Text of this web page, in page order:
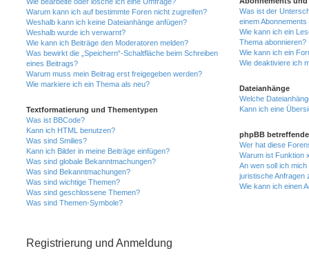
Warum kann ich auf bestimmte Foren nicht zugreifen?
Weshalb kann ich keine Dateianhänge anfügen?
Weshalb wurde ich verwarnt?
Wie kann ich Beiträge den Moderatoren melden?
Was bewirkt die „Speichern“-Schaltfläche beim Schreiben
eines Beitrags?
Warum muss mein Beitrag erst freigegeben werden?
Wie markiere ich ein Thema als neu?
Textformatierung und Thementypen
Was ist BBCode?
Kann ich HTML benutzen?
Was sind Smilies?
Kann ich Bilder in meine Beiträge einfügen?
Was sind globale Bekanntmachungen?
Was sind Bekanntmachungen?
Was sind wichtige Themen?
Was sind geschlossene Themen?
Was sind Themen-Symbole?
Was ist der
einem
Wie kann ich ein
Thema abonnieren?
Wie kann ich ein
Wie deaktiviere ich
Dateianhänge
Welche
Kann ich eine
phpBB
Wer hat diese
Warum ist Funktion
An wen soll ich
juristische Anfragen
Wie kann ich einen
Registrierung und Anmeldung